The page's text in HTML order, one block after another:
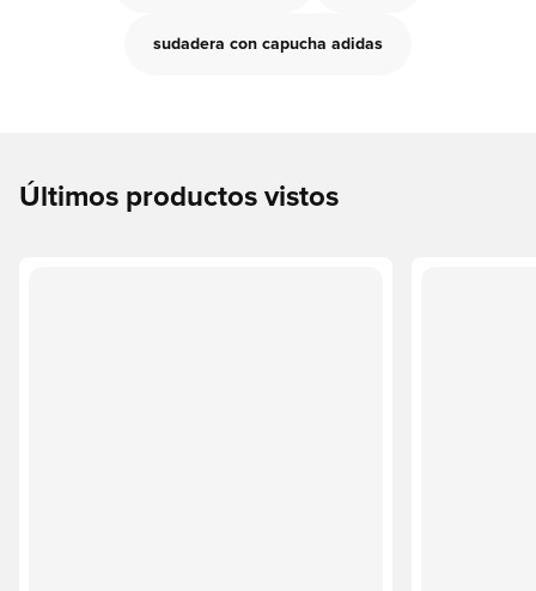
sudadera con capucha adidas
Últimos productos vistos